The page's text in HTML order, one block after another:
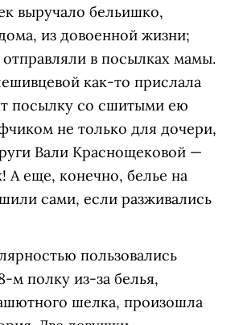
выручало бельишко,
из довоенной жизни;
в посылках мамы.
как-то прислала
посылку со сшитыми ею
не только для дочери,
Вали Краснощековой —
А еще, конечно, белье на
сами, если разживались
пользовались
м полку из-за белья,
шелка, произошла